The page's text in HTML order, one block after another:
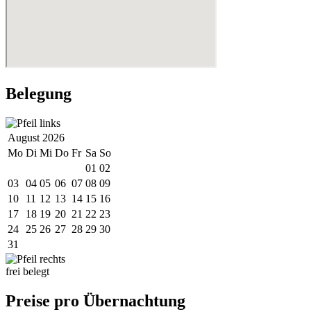
Belegung
August 2026
Mo Di Mi Do Fr Sa So
01 02
03 04 05 06 07 08 09
10
11 12 13 14 15 16
17
18 19 20 21 22 23
24
25 26 27 28 29 30
31
frei belegt
Preise pro Übernachtung